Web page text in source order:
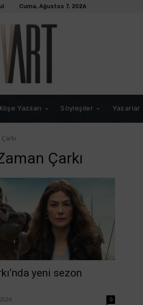
Cuma, Ağustos 7, 2026
Köşe Yazıları Söyleşiler Yazarlar
Çarkı
yeni sezon
0